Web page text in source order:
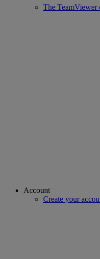
The TeamViewer
Account
Create your